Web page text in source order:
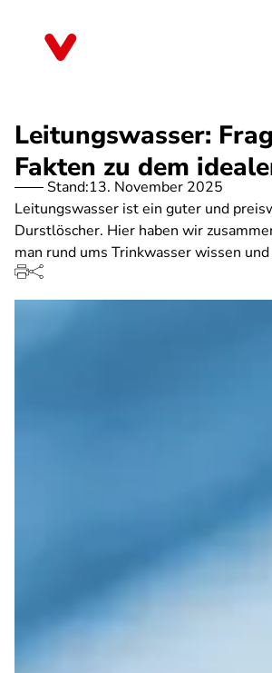
Leitungswasser:
Fakten zu dem
Stand:13. November 2025
Leitungswasser ist ein guter und
Durstlöscher. Hier haben wir
man rund ums Trinkwasser wissen